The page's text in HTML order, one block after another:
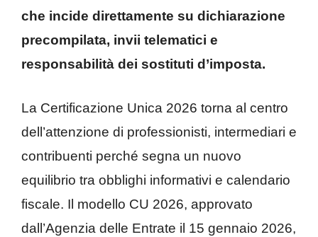
che incide direttamente su dichiarazione
precompilata, invii telematici e
responsabilità dei sostituti d’imposta.
La Certificazione Unica 2026 torna al centro
dell’attenzione di professionisti, intermediari e
contribuenti perché segna un nuovo
equilibrio tra obblighi informativi e calendario
fiscale. Il modello CU 2026, approvato
dall’Agenzia delle Entrate il 15 gennaio 2026,